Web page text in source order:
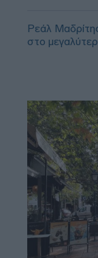
Ρεάλ
στο